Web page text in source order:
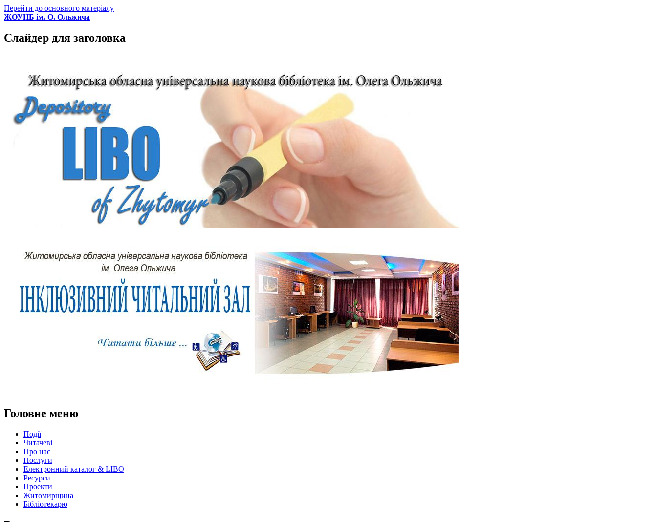
Перейти до основного матеріалу
ЖОУНБ ім. О. Ольжича
Слайдер для заголовка
Головне меню
Події
Читачеві
Про нас
Послуги
Електронний каталог & LIBO
Ресурси
Проекти
Житомирщина
Бібліотекарю